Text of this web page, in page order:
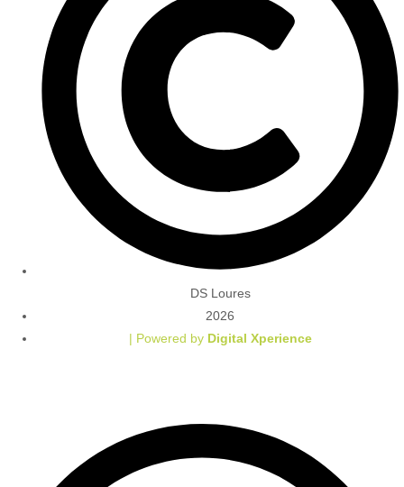
DS Loures
2026
| Powered by Digital Xperience